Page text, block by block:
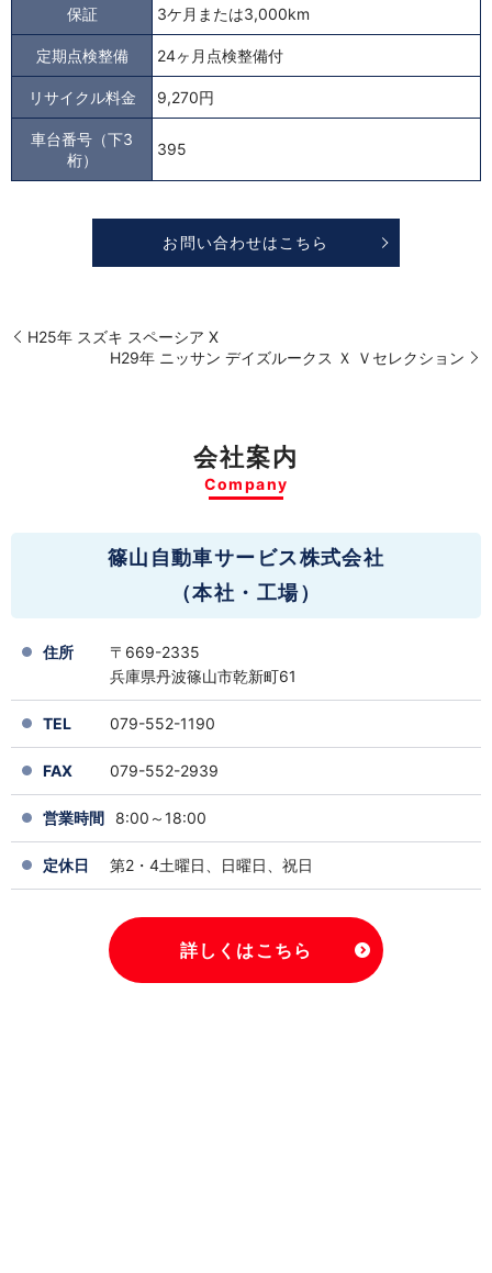
保証 3ケ月または3,000km
定期点検整備 24ヶ月点検整備付
リサイクル料金 9,270円
車台番号（下3
桁）
395
お問い合わせはこちら
H25年 スズキ スペーシア X
H29年 ニッサン デイズルークス Ｘ Ｖセレクション
会社案内
Company
篠山自動車サービス株式会社
（本社・工場）
住所
〒669-2335
兵庫県丹波篠山市乾新町61
TEL 079-552-1190
FAX 079-552-2939
営業時間 8:00～18:00
定休日 第2・4土曜日、日曜日、祝日
詳しくはこちら